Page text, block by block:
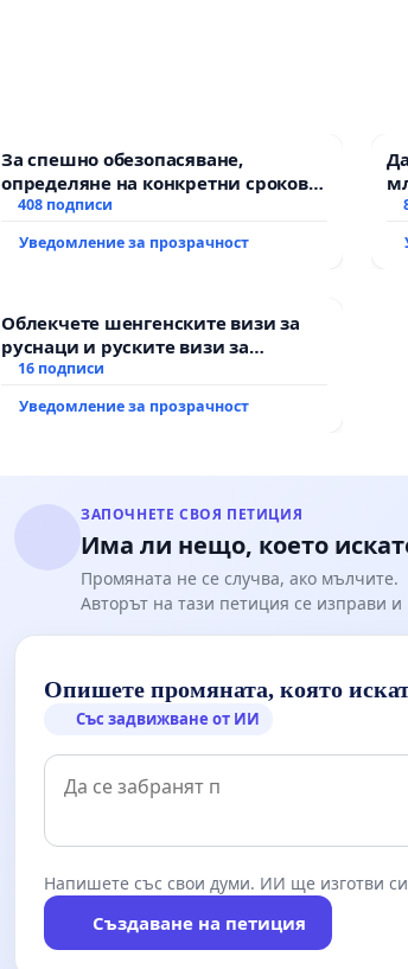
За спешно обезопасяване,
определяне на конкретни срокове
и извършване на цялостна
републиканския път между пътен
408 подписи
Уведомление за прозрачност
Облекчете шенгенските визи за
руснаци и руските визи за
българи
16 подписи
Уведомление за прозрачност
ЗАПОЧНЕТЕ СВОЯ ПЕТИЦИЯ
Има ли нещо, което
Промяната не се случва, ако мълчите.
Авторът на тази петиция се изправи
Опишете промяната, която
Със задвижване от ИИ
Напишете със свои думи. ИИ ще изготви
Създаване на петиция